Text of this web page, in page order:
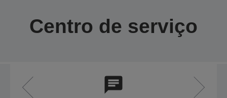
Centro de serviço